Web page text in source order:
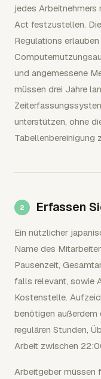
jedes
Act festzustellen.
Regulations erlauben
und angemessene
müssen drei Jahre
unterstützen, ohne
Tabellenbereinigung
Erfassen
Ein nützlicher
Name des
Pausenzeit,
falls relevant, sowie
Kostenstelle.
benötigen außerdem
regulären Stunden,
Arbeit zwischen
Arbeitgeber müssen